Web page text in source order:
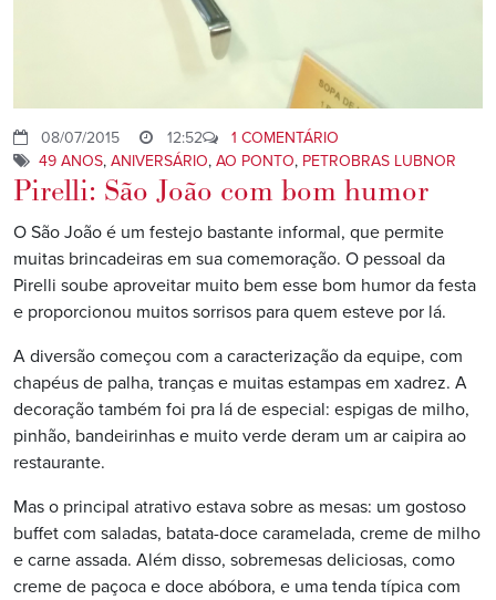
08/07/2015 12:52
1 COMENTÁRIO
49 ANOS, ANIVERSÁRIO, AO PONTO, PETROBRAS LUBNOR
Pirelli: São João com bom humor
O São João é um festejo bastante informal, que permite
muitas brincadeiras em sua comemoração. O pessoal da
Pirelli soube aproveitar muito bem esse bom humor da festa
e proporcionou muitos sorrisos para quem esteve por lá.
A diversão começou com a caracterização da equipe, com
chapéus de palha, tranças e muitas estampas em xadrez. A
decoração também foi pra lá de especial: espigas de milho,
pinhão, bandeirinhas e muito verde deram um ar caipira ao
restaurante.
Mas o principal atrativo estava sobre as mesas: um gostoso
buffet com saladas, batata-doce caramelada, creme de milho
e carne assada. Além disso, sobremesas deliciosas, como
creme de paçoca e doce abóbora, e uma tenda típica com